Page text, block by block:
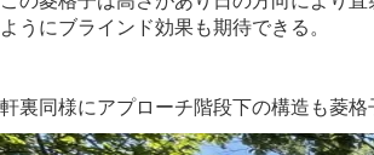
ようにブラインド効果も期待できる。
軒裏同様にアプローチ階段下の構造も菱格